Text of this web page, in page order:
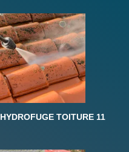
HYDROFUGE TOITURE 11